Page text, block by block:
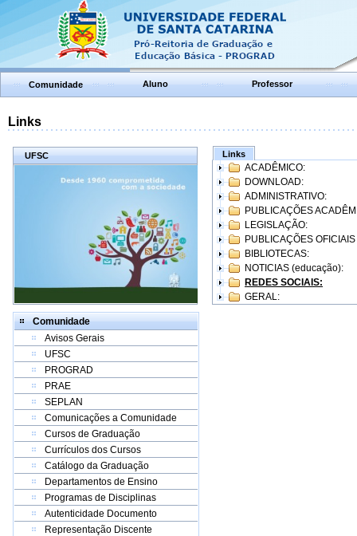
Comunidade Aluno Professor
Links
UFSC
Comunidade
Avisos Gerais
UFSC
PROGRAD
PRAE
SEPLAN
Comunicações a Comunidade
Cursos de Graduação
Currículos dos Cursos
Catálogo da Graduação
Departamentos de Ensino
Programas de Disciplinas
Autenticidade Documento
Representação Discente
Links
ACADÊMICO:
DOWNLOAD:
ADMINISTRATIVO:
PUBLICAÇÕES
LEGISLAÇÃO:
PUBLICAÇÕES
BIBLIOTECAS:
NOTICIAS (educação):
REDES SOCIAIS:
GERAL: